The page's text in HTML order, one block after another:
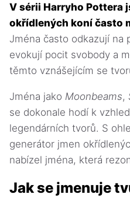
V sérii Harryho Pottera
okřídlených koní často
Jména často odkazují na
evokují pocit svobody a
těmto vznášejícím se
Jména jako Moonbeams,
se dokonale hodí k
legendárních tvorů. S
generátor jmen
nabízel jména, která
Jak se jmenuje